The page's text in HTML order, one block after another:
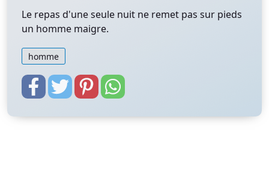
Le repas d'une seule nuit ne remet pas sur pieds
un homme maigre.
homme